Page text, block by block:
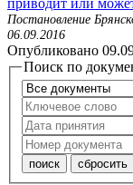
Постановление
06.09.2016
Опубликовано
Поиск по